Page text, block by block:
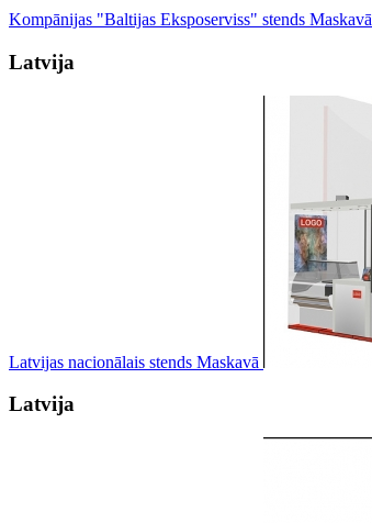
Kompānijas "Baltijas Eksposerviss" stends Maskavā
Latvija
Latvijas nacionālais stends Maskavā
Latvija